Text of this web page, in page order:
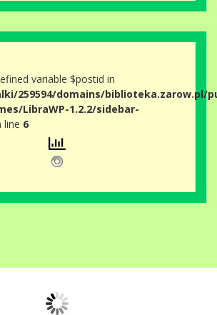
variable $postid in
259594/domains/biblioteka.zarow.pl/
LibraWP-1.2.2/sidebar-
line 6